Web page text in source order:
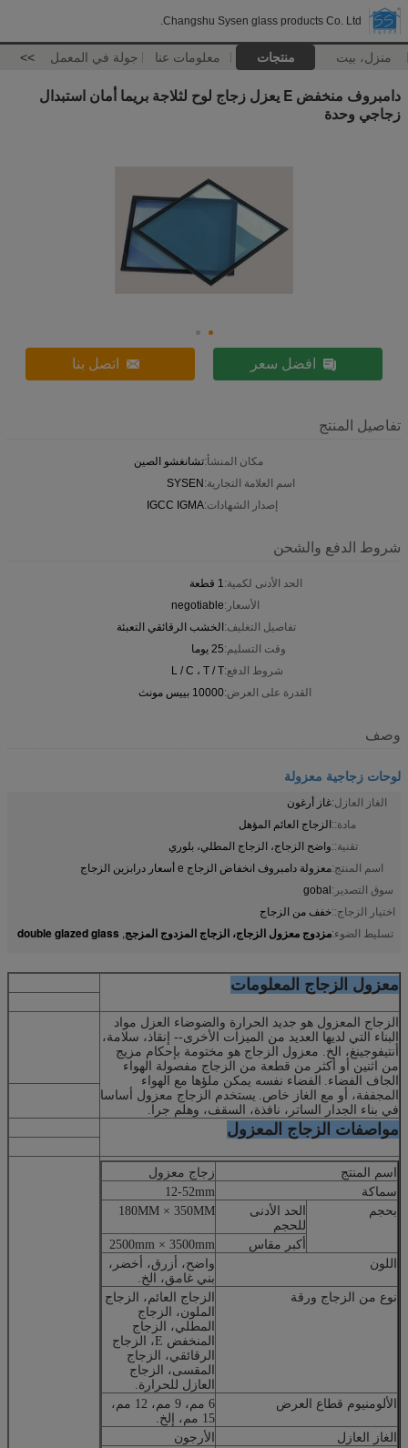
Changshu Sysen glass products Co. Ltd.
منزل، بيت منتجات معلومات عنا جولة في المعمل >>
دامبروف منخفض E يعزل زجاج لوح لثلاجة بريما أمان استبدال
زجاجي وحدة
افضل سعر اتصل بنا
تفاصيل المنتج
مكان المنشأ:تشانغشو الصين
اسم العلامة التجارية:SYSEN
إصدار الشهادات:IGCC IGMA
شروط الدفع والشحن
الحد الأدنى لكمية:1 قطعة
الأسعار:negotiable
تفاصيل التغليف:الخشب الرقائقي التعبئة
وقت التسليم:25 يوما
شروط الدفع:L / C ، T / T
القدرة على العرض:10000 بييس مونث
وصف
لوحات زجاجية معزولة
الغاز العازل:غاز أرغون
مادة::الزجاج العائم المؤهل
تقنية::واضح الزجاج، الزجاج المطلي، بلوري
اسم المنتج:معزولة دامبروف انخفاض الزجاج e أسعار درابزين الزجاج
سوق التصدير:gobal
اختيار الزجاج::خفف من الزجاج
تسليط الضوء:مزدوج معزول الزجاج، الزجاج المزدوج المزجج,
double glazed glass
معزول الزجاج المعلومات
الزجاج المعزول هو جديد الحرارة والضوضاء العزل مواد
البناء التي لديها العديد من الميزات الأخرى-- إنقاذ، سلامة،
أنتيفوجينغ، الخ. معزول الزجاج هو مختومة بإحكام مزيج
من اثنين أو أكثر من قطعة من الزجاج مفصولة الهواء
الجاف الفضاء.
الفضاء نفسه يمكن ملؤها مع الهواء
المجففة، أو مع الغاز خاص. يستخدم الزجاج معزول أساسا
في بناء الجدار الساتر، نافذة، السقف، وهلم جرا.
مواصفات الزجاج المعزول
اسم المنتج
زجاج معزول
سماكة
12-52mm
بحجم
الحد الأدنى
للحجم
180MM × 350MM
أكبر مقاس
2500mm × 3500mm
اللون
واضح، أزرق، أخضر،
بني غامق، الخ.
نوع من الزجاج ورقة
الزجاج العائم، الزجاج
الملون، الزجاج
المطلي، الزجاج
المنخفض E، الزجاج
الرقائقي، الزجاج
المقسى، الزجاج
العازل للحرارة.
الألومنيوم قطاع
العرض
6 مم، 9 مم، 12 مم،
15 مم، إلخ.
الغاز العازل
الأرجون